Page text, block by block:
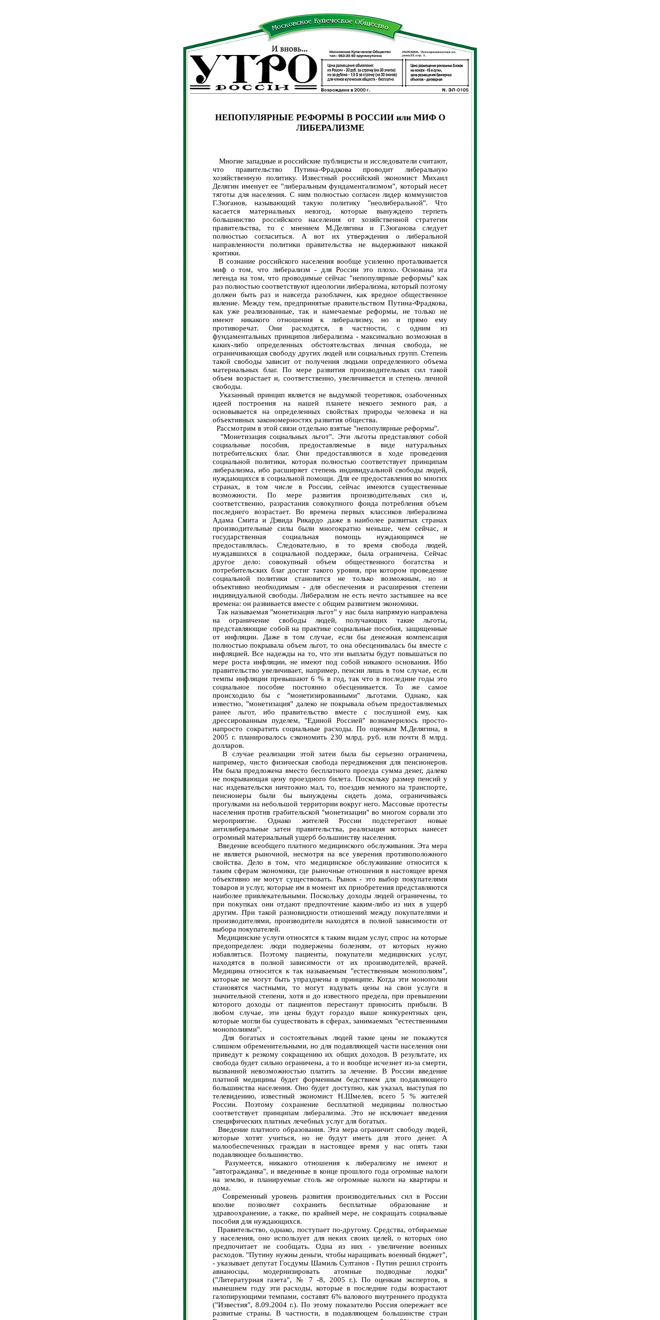
НЕПОПУЛЯРНЫЕ РЕФОРМЫ В РОССИИ или МИФ О
ЛИБЕРАЛИЗМЕ
Многие западные и российские публицисты и исследователи считают,
что правительство Путина-Фрадкова проводит либеральную
хозяйственную политику. Известный российский экономист Михаил
Делягин именует ее "либеральным фундаментализмом", который несет
тяготы для населения. С ним полностью согласен лидер коммунистов
Г.Зюганов, называющий такую политику "неолиберальной". Что
касается материальных невзгод, которые вынуждено терпеть
большинство российского населения от хозяйственной стратегии
правительства, то с мнением М.Делягина и Г.Зюганова следует
полностью согласиться. А вот их утверждения о либеральной
направленности политики правительства не выдерживают никакой
критики.
В сознание российского населения вообще усиленно проталкивается
миф о том, что либерализм - для России это плохо. Основана эта
легенда на том, что проводимые сейчас "непопулярные реформы" как
раз полностью соответствуют идеологии либерализма, который поэтому
должен быть раз и навсегда разоблачен, как вредное общественное
явление. Между тем, предпринятые правительством Путина-Фрадкова,
как уже реализованные, так и намечаемые реформы, не только не
имеют никакого отношения к либерализму, но и прямо ему
противоречат. Они расходятся, в частности, с одним из
фундаментальных принципов либерализма - максимально возможная в
каких-либо определенных обстоятельствах личная свобода, не
ограничивающая свободу других людей или социальных групп. Степень
такой свободы зависит от получения людьми определенного объема
материальных благ. По мере развития производительных сил такой
объем возрастает и, соответственно, увеличивается и степень личной
свободы.
Указанный принцип является не выдумкой теоретиков, озабоченных
идеей построения на нашей планете некоего земного рая, а
основывается на определенных свойствах природы человека и на
объективных закономерностях развития общества.
Рассмотрим в этой связи отдельно взятые "непопулярные реформы".
"Монетизация социальных льгот". Эти льготы представляют собой
социальные пособия, предоставляемые в виде натуральных
потребительских благ. Они предоставляются в ходе проведения
социальной политики, которая полностью соответствует принципам
либерализма, ибо расширяет степень индивидуальной свободы людей,
нуждающихся в социальной помощи. Для ее предоставления во многих
странах, в том числе в России, сейчас имеются существенные
возможности. По мере развития производительных сил и,
соответственно, разрастания совокупного фонда потребления объем
последнего возрастает. Во времена первых классиков либерализма
Адама Смита и Дэвида Рикардо даже в наиболее развитых странах
производительные силы были многократно меньше, чем сейчас, и
государственная социальная помощь нуждающимся не
предоставлялась. Следовательно, в то время свобода людей,
нуждавшихся в социальной поддержке, была ограничена. Сейчас
другое дело: совокупный объем общественного богатства и
потребительских благ достиг такого уровня, при котором проведение
социальной политики становится не только возможным, но и
объективно необходимым - для обеспечения и расширения степени
индивидуальной свободы. Либерализм не есть нечто застывшее на все
времена: он развивается вместе с общим развитием экономики.
Так называемая "монетизация льгот" у нас была напрямую направлена
на ограничение свободы людей, получающих такие льготы,
представляющие собой на практике социальные пособия, защищенные
от инфляции. Даже в том случае, если бы денежная компенсация
полностью покрывала объем льгот, то она обесценивалась бы вместе с
инфляцией. Все надежды на то, что эти выплаты будут повышаться по
мере роста инфляции, не имеют под собой никакого основания. Ибо
правительство увеличивает, например, пенсии лишь в том случае, если
темпы инфляции превышают 6 % в год, так что в последние годы это
социальное пособие постоянно обесценивается. То же самое
происходило бы с "монетизированными" льготами. Однако, как
известно, "монетизация" далеко не покрывала объем предоставляемых
ранее льгот, ибо правительство вместе с послушной ему, как
дрессированным пуделем, "Единой Россией" вознамерилось просто-
напросто сократить социальные расходы. По оценкам М.Делягина, в
2005 г. планировалось сэкономить 230 млрд. руб. или почти 8 млрд.
долларов.
В случае реализации этой затеи была бы серьезно ограничена,
например, чисто физическая свобода передвижения для пенсионеров.
Им была предложена вместо бесплатного проезда сумма денег, далеко
не покрывающая цену проездного билета. Поскольку размер пенсий у
нас издевательски ничтожно мал, то, поездив немного на транспорте,
пенсионеры были бы вынуждены сидеть дома, ограничиваясь
прогулками на небольшой территории вокруг него. Массовые протесты
населения против грабительской "монетизации" во многом сорвали это
мероприятие. Однако жителей России подстерегают новые
антилиберальные затеи правительства, реализация которых нанесет
огромный материальный ущерб большинству населения.
Введение всеобщего платного медицинского обслуживания. Эта мера
не является рыночной, несмотря на все уверения противоположного
свойства. Дело в том, что медицинское обслуживание относится к
таким сферам экономики, где рыночные отношения в настоящее время
объективно не могут существовать. Рынок - это выбор покупателями
товаров и услуг, которые им в момент их приобретения представляются
наиболее привлекательными. Поскольку доходы людей ограничены, то
при покупках они отдают предпочтение каким-либо из них в ущерб
другим. При такой разновидности отношений между покупателями и
производителями, производители находятся в полной зависимости от
выбора покупателей.
Медицинские услуги относятся к таким видам услуг, спрос на которые
предопределен: люди подвержены болезням, от которых нужно
избавляться. Поэтому пациенты, покупатели медицинских услуг,
находятся в полной зависимости от их производителей, врачей.
Медицина относится к так называемым "естественным монополиям",
которые не могут быть упразднены в принципе. Когда эти монополии
становятся частными, то могут вздувать цены на свои услуги в
значительной степени, хотя и до известного предела, при превышении
которого доходы от пациентов перестанут приносить прибыли. В
любом случае, эти цены будут гораздо выше конкурентных цен,
которые могли бы существовать в сферах, занимаемых "естественными
монополиями".
Для богатых и состоятельных людей такие цены не покажутся
слишком обременительными, но для подавляющей части населения они
приведут к резкому сокращению их общих доходов. В результате, их
свобода будет сильно ограничена, а то и вообще исчезнет из-за смерти,
вызванной невозможностью платить за лечение. В России введение
платной медицины будет форменным бедствием для подавляющего
большинства населения. Оно будет доступно, как указал, выступая по
телевидению, известный экономист Н.Шмелев, всего 5 % жителей
России. Поэтому сохранение бесплатной медицины полностью
соответствует принципам либерализма. Это не исключает введения
специфических платных лечебных услуг для богатых.
Введение платного образования. Эта мера ограничит свободу людей,
которые хотят учиться, но не будут иметь для этого денег. А
малообеспеченных граждан в настоящее время у нас опять таки
подавляющее большинство.
Разумеется, никакого отношения к либерализму не имеют и
"автогражданка", и введенные в конце прошлого года огромные налоги
на землю, и планируемые столь же огромные налоги на квартиры и
дома.
Современный уровень развития производительных сил в России
вполне позволяет сохранить бесплатные образование и
здравоохранение, а также, по крайней мере, не сокращать социальные
пособия для нуждающихся.
Правительство, однако, поступает по-другому. Средства, отбираемые
у населения, оно использует для неких своих целей, о которых оно
предпочитает не сообщать. Одна из них - увеличение военных
расходов. "Путину нужны деньги, чтобы наращивать военный бюджет",
- указывает депутат Госдумы Шамиль Султанов - Путин решил строить
авианосцы, модернизировать атомные подводные лодки"
("Литературная газета", № 7 -8, 2005 г.). По оценкам экспертов, в
нынешнем году эти расходы, которые в последние годы возрастают
галопирующими темпами, составят 6% валового внутреннего продукта
("Известия", 8.09.2004 г.). По этому показателю Россия опережает все
развитые страны. В частности, в подавляющем большинстве стран